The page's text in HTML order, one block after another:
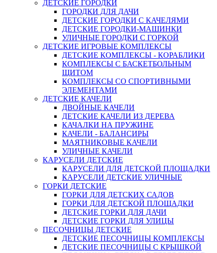
ДЕТСКИЕ ГОРОДКИ
ГОРОДКИ ДЛЯ ДАЧИ
ДЕТСКИЕ ГОРОДКИ С КАЧЕЛЯМИ
ДЕТСКИЕ ГОРОДКИ-МАШИНКИ
УЛИЧНЫЕ ГОРОДКИ С ГОРКОЙ
ДЕТСКИЕ ИГРОВЫЕ КОМПЛЕКСЫ
ДЕТСКИЕ КОМПЛЕКСЫ - КОРАБЛИКИ
КОМПЛЕКСЫ С БАСКЕТБОЛЬНЫМ
ЩИТОМ
КОМПЛЕКСЫ СО СПОРТИВНЫМИ
ЭЛЕМЕНТАМИ
ДЕТСКИЕ КАЧЕЛИ
ДВОЙНЫЕ КАЧЕЛИ
ДЕТСКИЕ КАЧЕЛИ ИЗ ДЕРЕВА
КАЧАЛКИ НА ПРУЖИНЕ
КАЧЕЛИ - БАЛАНСИРЫ
МАЯТНИКОВЫЕ КАЧЕЛИ
УЛИЧНЫЕ КАЧЕЛИ
КАРУСЕЛИ ДЕТСКИЕ
КАРУСЕЛИ ДЛЯ ДЕТСКОЙ ПЛОЩАДКИ
КАРУСЕЛИ ДЕТСКИЕ УЛИЧНЫЕ
ГОРКИ ДЕТСКИЕ
ГОРКИ ДЛЯ ДЕТСКИХ САДОВ
ГОРКИ ДЛЯ ДЕТСКОЙ ПЛОЩАДКИ
ДЕТСКИЕ ГОРКИ ДЛЯ ДАЧИ
ДЕТСКИЕ ГОРКИ ДЛЯ УЛИЦЫ
ПЕСОЧНИЦЫ ДЕТСКИЕ
ДЕТСКИЕ ПЕСОЧНИЦЫ КОМПЛЕКСЫ
ДЕТСКИЕ ПЕСОЧНИЦЫ С КРЫШКОЙ